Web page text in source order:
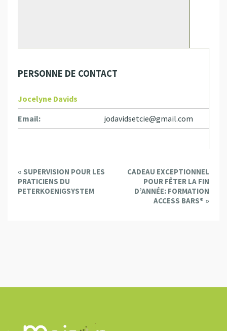
PERSONNE DE CONTACT
Jocelyne Davids
Email:
jodavidsetcie@gmail.com
E
v
e
g
« SUPERVISION POUR LES
PRATICIENS DU
PETERKOENIGSYSTEM
CADEAU EXCEPTIONNEL
POUR FÊTER LA FIN
D’ANNÉE: FORMATION
ACCESS BARS® »